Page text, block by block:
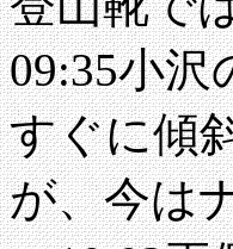
09:35小
すぐに傾
が、今は